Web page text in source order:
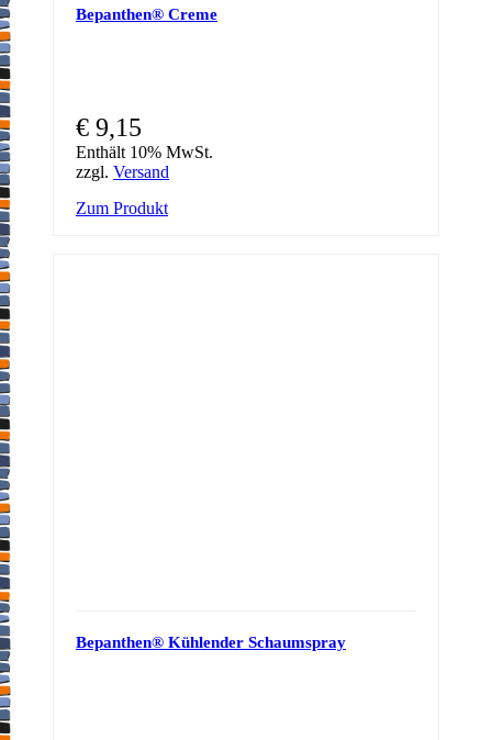
Bepanthen® Creme
€ 9,15
Enthält 10% MwSt.
zzgl. Versand
Zum Produkt
Bepanthen® Kühlender Schaumspray